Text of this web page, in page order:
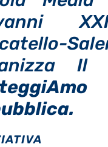
Il